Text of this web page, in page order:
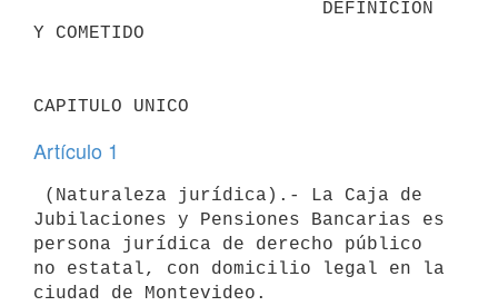
Y COMETIDO
Artículo 1
Jubilaciones y Pensiones Bancarias es
persona jurídica de derecho público
no estatal, con domicilio legal en la